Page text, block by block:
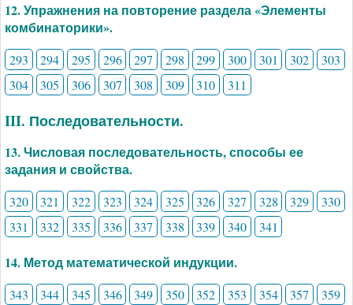
12. Упражнения на повторение раздела «Элементы
комбинаторики».
293 294 295 296 297 298 299 300 301 302
303
304
305 306 307 308 309 310 311
III. Последовательности.
13. Числовая последовательность, способы ее
задания и свойства.
320 321 322 323 324 325 326 327 328 329
330
331
332 335 336 337 338 339 340 341
14. Метод математической индукции.
343 344 345 346 349 350 352 353 354 357 359